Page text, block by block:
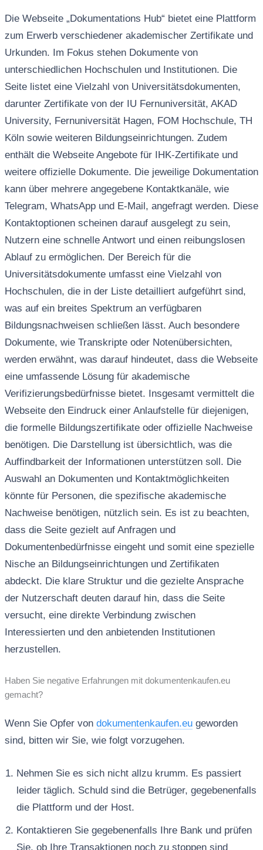
Die Webseite „Dokumentations Hub“ bietet eine Plattform
zum Erwerb verschiedener akademischer Zertifikate und
Urkunden. Im Fokus stehen Dokumente von
unterschiedlichen Hochschulen und Institutionen. Die
Seite listet eine Vielzahl von Universitätsdokumenten,
darunter Zertifikate von der IU Fernuniversität, AKAD
University, Fernuniversität Hagen, FOM Hochschule, TH
Köln sowie weiteren Bildungseinrichtungen. Zudem
enthält die Webseite Angebote für IHK-Zertifikate und
weitere offizielle Dokumente. Die jeweilige Dokumentation
kann über mehrere angegebene Kontaktkanäle, wie
Telegram, WhatsApp und E-Mail, angefragt werden. Diese
Kontaktoptionen scheinen darauf ausgelegt zu sein,
Nutzern eine schnelle Antwort und einen reibungslosen
Ablauf zu ermöglichen. Der Bereich für die
Universitätsdokumente umfasst eine Vielzahl von
Hochschulen, die in der Liste detailliert aufgeführt sind,
was auf ein breites Spektrum an verfügbaren
Bildungsnachweisen schließen lässt. Auch besondere
Dokumente, wie Transkripte oder Notenübersichten,
werden erwähnt, was darauf hindeutet, dass die Webseite
eine umfassende Lösung für akademische
Verifizierungsbedürfnisse bietet. Insgesamt vermittelt die
Webseite den Eindruck einer Anlaufstelle für diejenigen,
die formelle Bildungszertifikate oder offizielle Nachweise
benötigen. Die Darstellung ist übersichtlich, was die
Auffindbarkeit der Informationen unterstützen soll. Die
Auswahl an Dokumenten und Kontaktmöglichkeiten
könnte für Personen, die spezifische akademische
Nachweise benötigen, nützlich sein. Es ist zu beachten,
dass die Seite gezielt auf Anfragen und
Dokumentenbedürfnisse eingeht und somit eine spezielle
Nische an Bildungseinrichtungen und Zertifikaten
abdeckt. Die klare Struktur und die gezielte Ansprache
der Nutzerschaft deuten darauf hin, dass die Seite
versucht, eine direkte Verbindung zwischen
Interessierten und den anbietenden Institutionen
herzustellen.
Haben Sie negative Erfahrungen mit dokumentenkaufen.eu
gemacht?
Wenn Sie Opfer von dokumentenkaufen.eugeworden
sind, bitten wir Sie, wie folgt vorzugehen.
Nehmen Sie es sich nicht allzu krumm. Es passiert
leider täglich. Schuld sind die Betrüger, gegebenenfalls
die Plattform und der Host.
Kontaktieren Sie gegebenenfalls Ihre Bank und prüfen
Sie, ob Ihre Transaktionen noch zu stoppen sind